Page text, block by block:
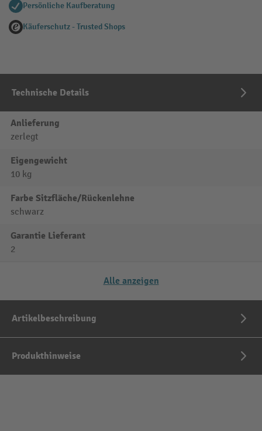
Persönliche Kaufberatung
Käuferschutz - Trusted Shops
Technische Details
Anlieferung
zerlegt
Eigengewicht
10 kg
Farbe Sitzfläche/Rückenlehne
schwarz
Garantie Lieferant
2
Alle anzeigen
Artikelbeschreibung
Produkthinweise